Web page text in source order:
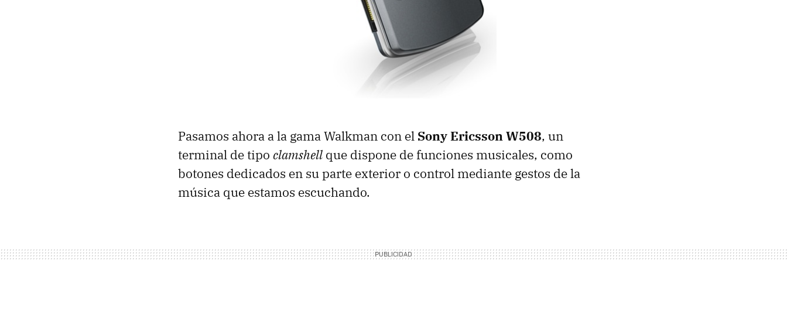
Pasamos ahora a la gama Walkman con el Sony Ericsson W508, un
terminal de tipo clamshell que dispone de funciones musicales, como
botones dedicados en su parte exterior o control mediante gestos de la
música que estamos escuchando.